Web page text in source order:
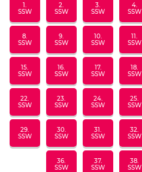
1.
SSW
2.
SSW
3.
SSW
4.
SSW
8.
SSW
9.
SSW
10.
SSW
11.
SSW
15.
SSW
16.
SSW
17.
SSW
18.
SSW
22.
SSW
23.
SSW
24.
SSW
25.
SSW
29.
SSW
30.
SSW
31.
SSW
32.
SSW
36.
SSW
37.
SSW
38.
SSW